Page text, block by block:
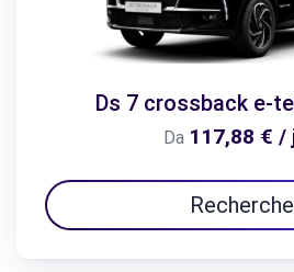
Ds 7 crossback e-
Da 117,88 € /